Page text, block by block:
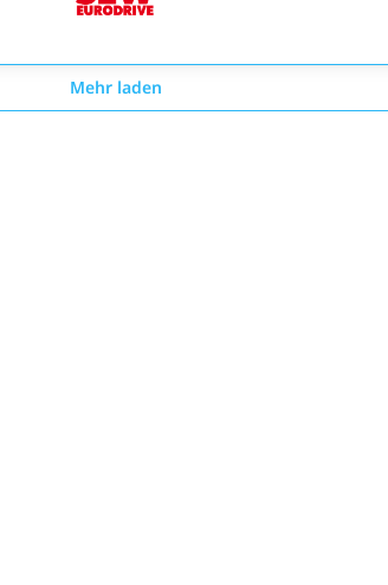
Mehr laden